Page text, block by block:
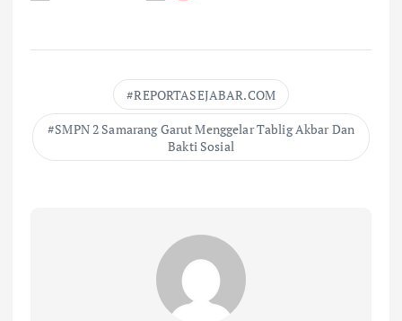
REPORTASEJABAR.COM
SMPN 2 Samarang Garut Menggelar Tablig Akbar Dan
Bakti Sosial